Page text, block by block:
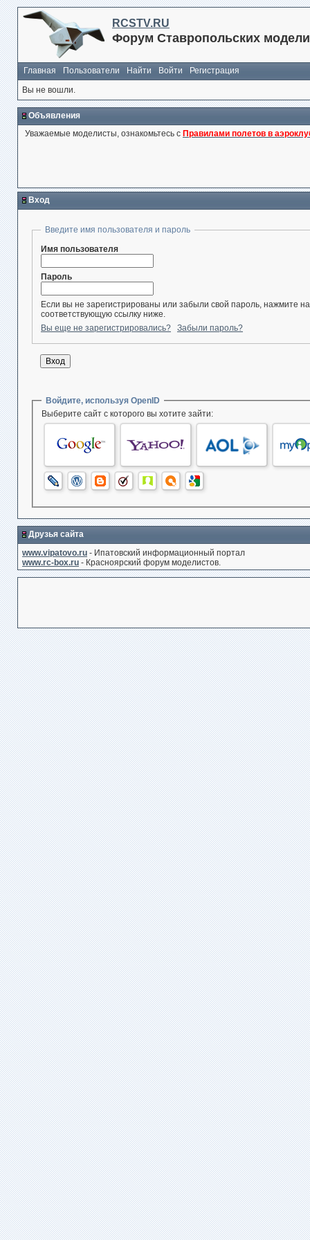
RCSTV.RU
Форум Ставропольских
Главная Пользователи Найти Войти
Регистрация
Вы не вошли.
Объявления
Уважаемые моделисты, ознакомьтесь с Правилами полетов в
Вход
Введите имя пользователя и пароль
Имя пользователя
Пароль
Если вы не зарегистрированы или забыли свой пароль, нажмите на
соответствующую ссылку ниже.
Вы еще не зарегистрировались?
Забыли пароль?
Войдите, используя OpenID
Выберите сайт с которого вы хотите зайти:
Друзья сайта
www.vipatovo.ru - Ипатовский информационный портал
www.rc-box.ru - Красноярский форум моделистов.